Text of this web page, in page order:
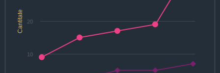
Cantitate
10
20